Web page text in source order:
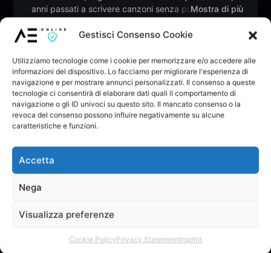
Gestisci Consenso Cookie
Utilizziamo tecnologie come i cookie per memorizzare e/o accedere alle
informazioni del dispositivo. Lo facciamo per migliorare l'esperienza di
navigazione e per mostrare annunci personalizzati. Il consenso a queste
tecnologie ci consentirà di elaborare dati quali il comportamento di
navigazione o gli ID univoci su questo sito. Il mancato consenso o la
revoca del consenso possono influire negativamente su alcune
caratteristiche e funzioni.
Accetta
Nega
Visualizza preferenze
Cookie PolicyPrivacy StatementImprint
anni passati a scrivere canzoni senza pubblicarle, ha
musica. Tra cantautorato pop e storie vere, racconta il
Mostra di più
Follow
Dona
Vota
Membro dal: Giu 2026
Home
Forum
Mezzo mare, mezzo...